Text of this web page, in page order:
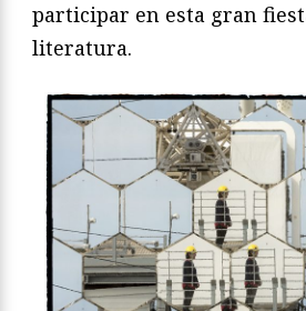
participar en esta gran
literatura.